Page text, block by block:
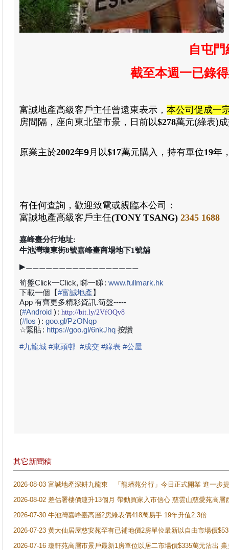
自屯
截至本週一已錄
富誠地產高級客戶主任曾遠東表示 ， 本公司促成一
房間隔 ， 座向東北望市景 ，日前以$278萬元(綠表)
原業主於2002年9月 以$17萬元購入 ， 持有單位19年
有任何查詢，歡迎致電或親臨本公司：
富誠地產高級客戶主任(TONY TSANG) 2345 1688
嘉峰臺分行地址:
牛池灣瓊東街8號嘉峰臺商場地下1號舖
▶⚊⚊⚊⚊⚊⚊⚊⚊⚊⚊⚊⚊⚊⚊⚊⚊⚊
筍盤Click一Click, 睇一睇: www.fullmark.hk
下載一個【#富誠地產】
App 有齊更多精彩資訊.筍盤-----
(#Android ) : http://bit.ly/2VfOQv8
(#los ) : goo.gl/PzONqp
☆緊貼: https://goo.gl/6nkJhq 按讚
#九龍城 #東頭邨 #成交 #綠表 #公屋
其它新聞稿
2026-08-03 富誠地產深耕九龍東 「龍蟠苑分行」今日正式開業 進一步
2026-08-02 差估署樓價連升13個月 帶動買家入市信心 慈雲山慈愛苑高層
2026-07-30 牛池灣嘉峰臺高層2房綠表價418萬易手 19年升值2.3倍
2026-07-23 黄大仙居屋慈安苑罕有已補地價2房單位最新以自由市場價
2026-07-16 瓊軒苑高層市景戶最新1房單位以居二市場價$335萬元沽出